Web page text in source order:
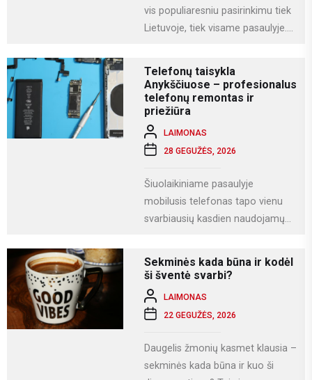
vis populiaresniu pasirinkimu tiek
Lietuvoje, tiek visame pasaulyje.
Telefonų taisykla
Anykščiuose – profesionalus
telefonų remontas ir
priežiūra
LAIMONAS
28 GEGUŽĖS, 2026
Šiuolaikiniame pasaulyje
mobilusis telefonas tapo vienu
svarbiausių kasdien naudojamų
naudojamės socialiniais...
Sekminės kada būna ir kodėl
ši šventė svarbi?
LAIMONAS
22 GEGUŽĖS, 2026
Daugelis žmonių kasmet klausia –
sekminės kada būna ir kuo ši